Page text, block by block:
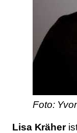
Foto:
Lisa Kräher